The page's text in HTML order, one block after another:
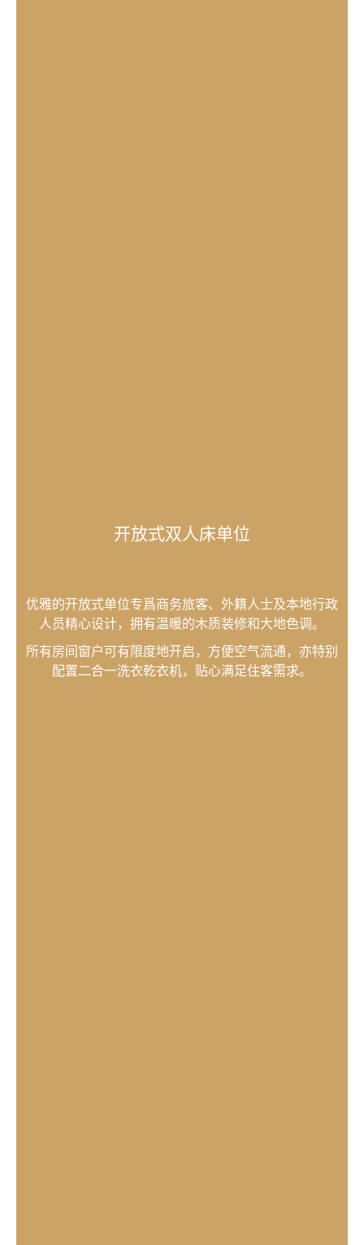
开放式双人床单位
优雅的开放式单位专爲商务旅客、外籍人士及本地行政
人员精心设计，拥有温暖的木质装修和大地色调。
所有房间窗户可有限度地开启，方便空气流通，亦特别
配置二合一洗衣乾衣机，贴心满足住客需求。